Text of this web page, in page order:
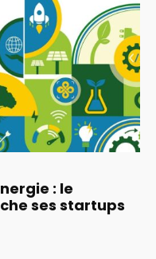
: le
ses startups